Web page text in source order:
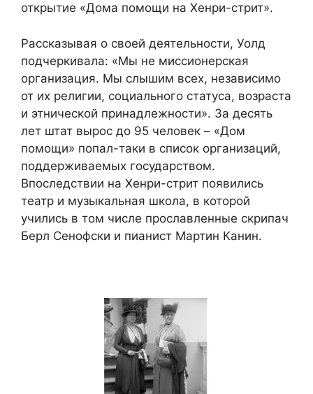
открытие «Дома помощи на Хенри-стрит».
Рассказывая о своей деятельности, Уолд
подчеркивала: «Мы не миссионерская
организация. Мы слышим всех, независимо
от их религии, социального статуса, возраста
и этнической принадлежности». За десять
лет штат вырос до 95 человек – «Дом
помощи» попал-таки в список организаций,
поддерживаемых государством.
Впоследствии на Хенри-стрит появились
театр и музыкальная школа, в которой
учились в том числе прославленные скрипач
Берл Сенофски и пианист Мартин Канин.